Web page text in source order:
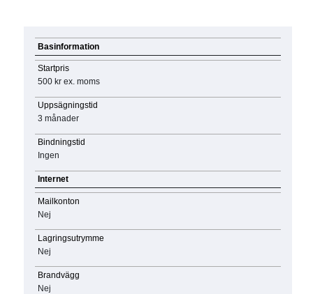
Basinformation
Startpris
500 kr ex. moms
Uppsägningstid
3 månader
Bindningstid
Ingen
Internet
Mailkonton
Nej
Lagringsutrymme
Nej
Brandvägg
Nej